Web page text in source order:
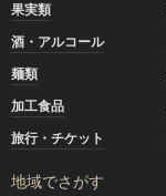
果実類
酒・アルコール
麺類
加工食品
旅行・チケット
地域でさがす